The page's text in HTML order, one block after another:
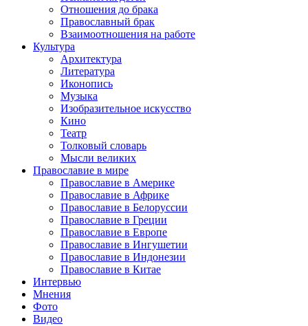
Отношения до брака
Православный брак
Взаимоотношения на работе
Культура
Архитектура
Литература
Иконопись
Музыка
Изобразительное искусство
Кино
Театр
Толковый словарь
Мысли великих
Православие в мире
Православие в Америке
Православие в Африке
Православие в Белоруссии
Православие в Греции
Православие в Европе
Православие в Ингушетии
Православие в Индонезии
Православие в Китае
Интервью
Мнения
Фото
Видео